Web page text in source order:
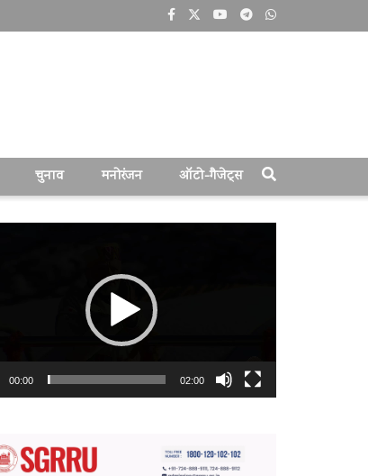
चुनाव मनोरंजन ऑटो-गैजेट्स
00:00 02:00